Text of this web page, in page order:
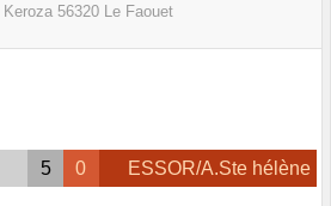
56320 Le Faouet
5 0 ESSOR/A.Ste hélène